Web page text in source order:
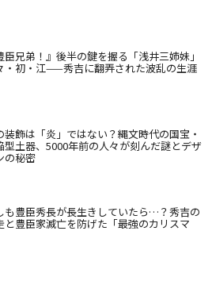
臣兄弟！』後半の鍵を握る「浅井三姉妹」
・初・江——秀吉に翻弄された波乱の生涯
装飾は「炎」ではない？縄文時代の国宝・
型土器、5000年前の人々が刻んだ謎とデザ
の秘密
も豊臣秀長が長生きしていたら…？秀吉の
と豊臣家滅亡を防げた「最強のカリスマ